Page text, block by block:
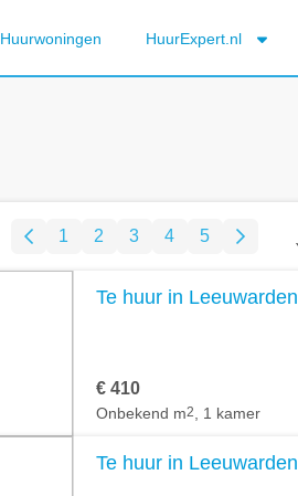
Huurwoningen HuurExpert.nl
1 2 3 4 5
Te huur in Leeuwarden
€ 410
Onbekend m2 , 1 kamer
Te huur in Leeuwarden